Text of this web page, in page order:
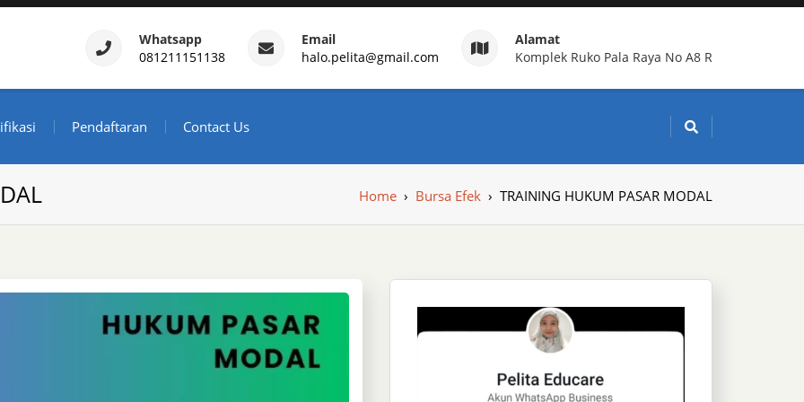
– Daftar Training Indonesia
Whatsapp
081211151138
Email
halo.pelita@gmail.com
Alamat
Komplek Ruko Pala Raya No A8 R
Pendaftaran Contact Us
Home › Bursa Efek › TRAINING HUKUM PASAR MODAL